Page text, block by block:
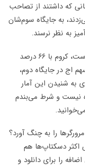
که داشتند از تصاحب
می‌زدند، به جایگاه سوم‌شان
به نظر نرسند.
در دنیای مرورگرها هم که موضوع بحث ما است، کروم با ۶۶ درصد
اج در جایگاه دوم،
به شنیدن این آمار
نیست و شرط می‌بندم
را به چنگ آورد؟
دسکتاپ‌ها هم
را برای دانلود و